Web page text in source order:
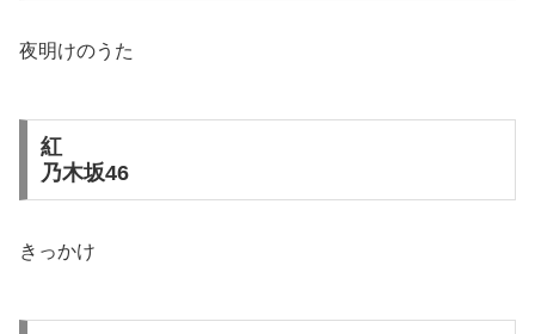
夜明けのうた
紅
乃木坂46
きっかけ